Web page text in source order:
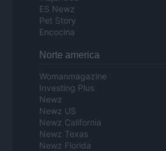
ES Newz
Pet Story
Encocina
Norte america
Womanmagazine
Investing Plus
Newz
Newz US
Newz California
Newz Texas
Newz Florida